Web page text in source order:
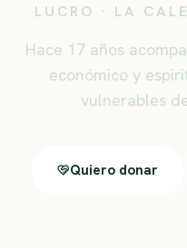
LUCRO · LA
Hace 17 años
económico y
vulnerables
Quiero donar